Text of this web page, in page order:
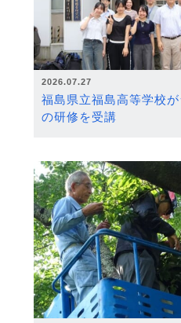
2026.07.27
福島県立福島高等学校
の研修を受講